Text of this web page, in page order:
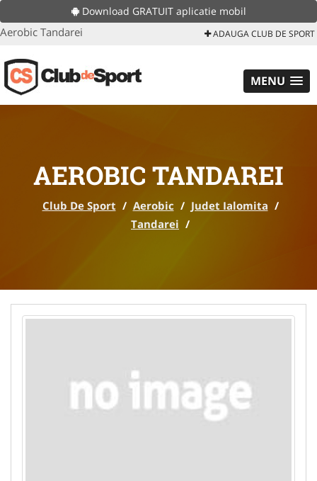
Download GRATUIT aplicatie mobil
Aerobic Tandarei ADAUGA CLUB DE SPORT
MENU
AEROBIC TANDAREI
Club De Sport / Aerobic / Judet Ialomita /
Tandarei /